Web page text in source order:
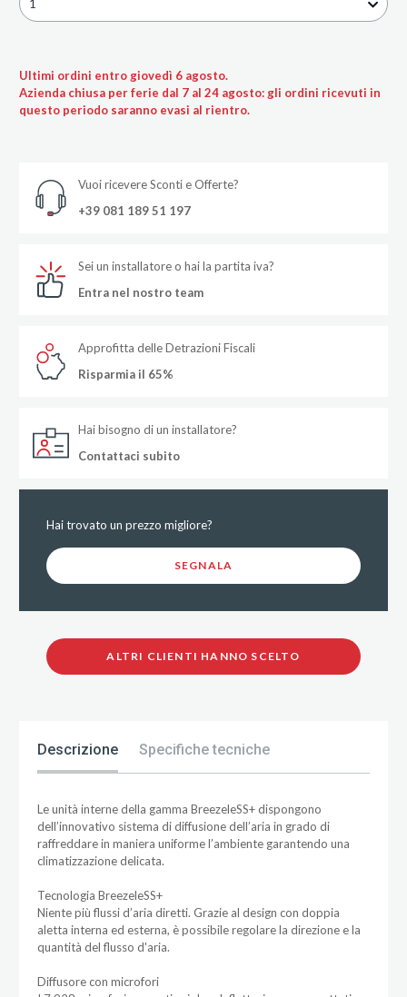
1
Ultimi ordini entro giovedì 6 agosto.
Azienda chiusa per ferie dal 7 al 24 agosto: gli ordini ricevuti in
questo periodo saranno evasi al rientro.
Vuoi ricevere Sconti e Offerte?
+39 081 189 51 197
Sei un installatore o hai la partita iva?
Entra nel nostro team
Approfitta delle Detrazioni Fiscali
Risparmia il 65%
Hai bisogno di un installatore?
Contattaci subito
Hai trovato un prezzo migliore?
SEGNALA
ALTRI CLIENTI HANNO SCELTO
Descrizione Specifiche tecniche
Le unità interne della gamma BreezeleSS+ dispongono
dell’innovativo sistema di diffusione dell’aria in grado di
raffreddare in maniera uniforme l’ambiente garantendo una
climatizzazione delicata.
Tecnologia BreezeleSS+
Niente più flussi d’aria diretti. Grazie al design con doppia
aletta interna ed esterna, è possibile regolare la direzione e la
quantità del flusso d'aria.
Diffusore con microfori